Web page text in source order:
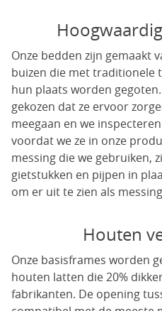
Onze bedden zijn gemaakt
buizen die met traditionele
hun plaats worden
gekozen dat ze ervoor
meegaan en we
voordat we ze in onze
messing die we gebruiken,
gietstukken en pijpen in
om er uit te zien als
Houten
Onze basisframes worden
houten latten die 20%
fabrikanten. De opening